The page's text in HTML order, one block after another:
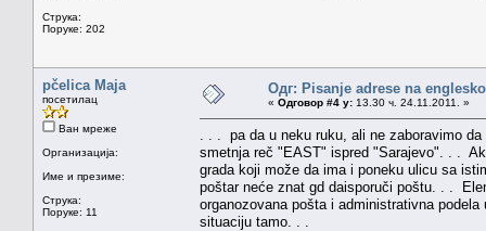
Струка:
Поруке: 202
pčelica Maja
посетилац
Ван мреже
Организација:
Име и презиме:
Струка:
Поруке: 11
Одг: Pisanje adrese na
« Одговор #4 у: 13.30 ч. 24.11.2011. »
. . . pa da u neku ruku, ali ne zaboravimo
smetnja reč "EAST" ispred "Sarajevo". . .
grada koji može da ima i poneku ulicu sa
poštar neće znat gd daisporuči poštu. . .
organozovana pošta i administrativna
situaciju tamo. . .